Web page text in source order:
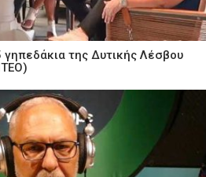
της Δυτικής Λέσβου